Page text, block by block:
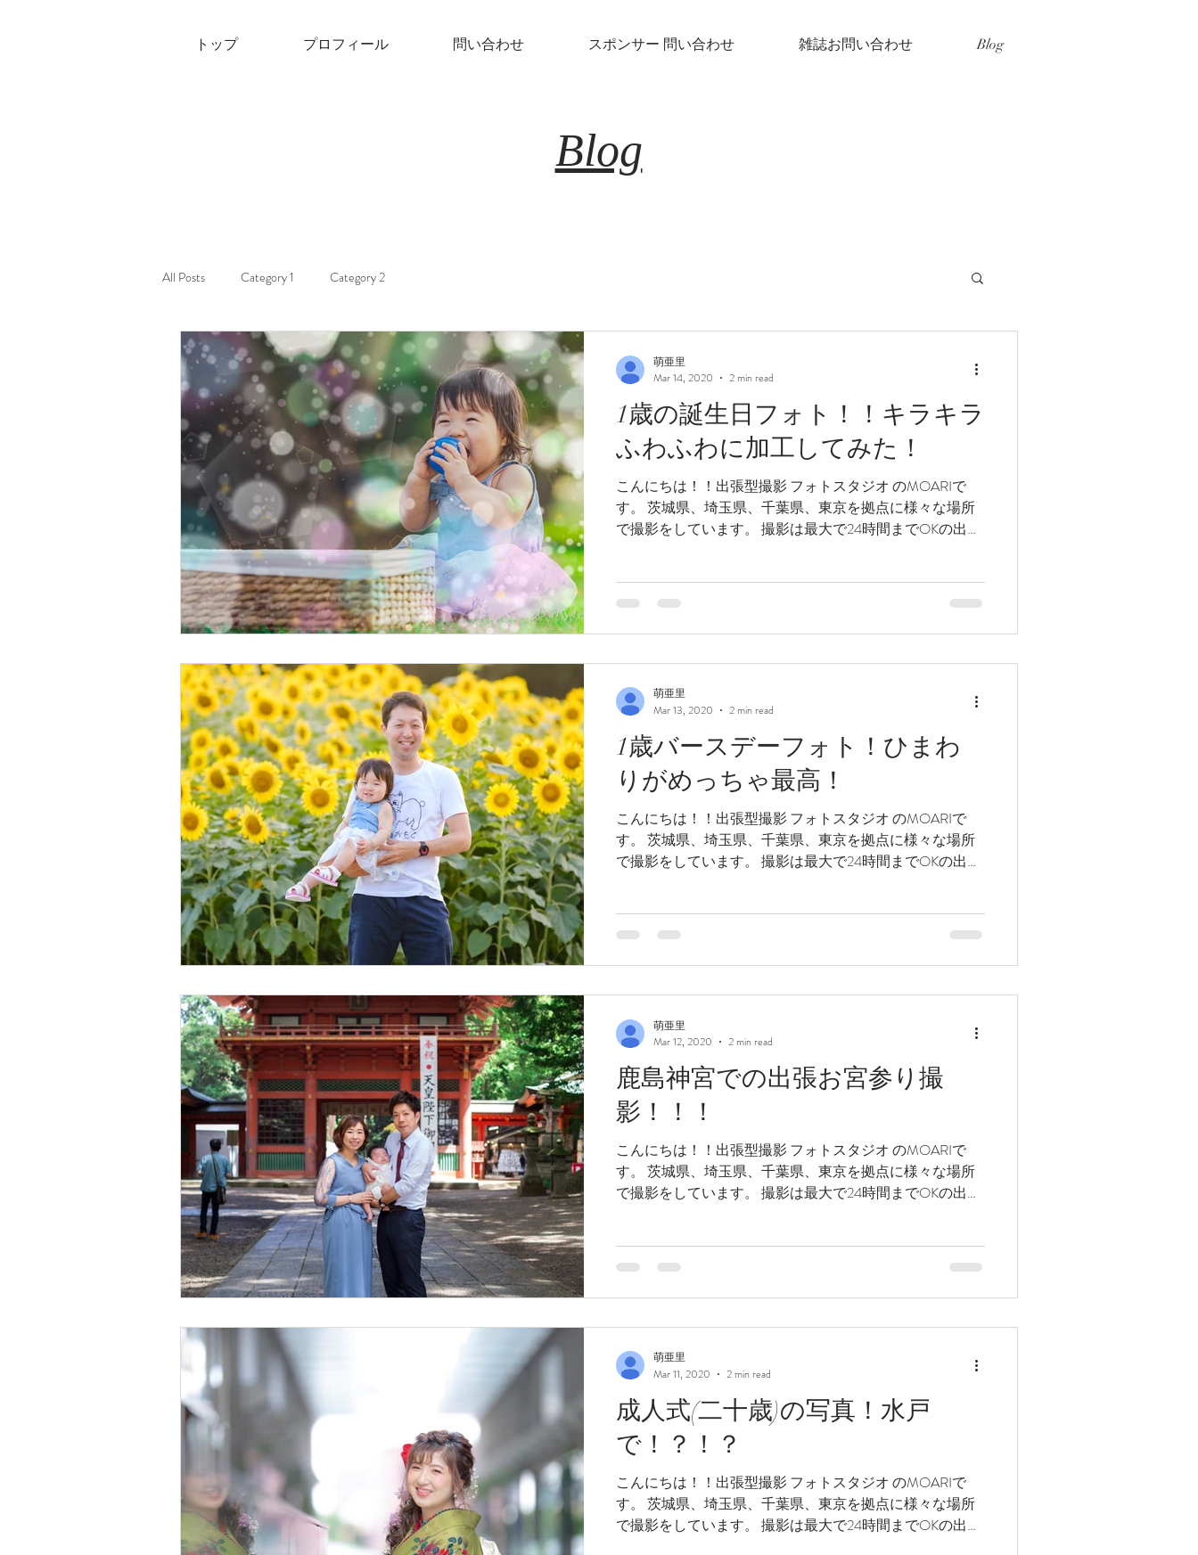
トップ プロフィール 問い合わせ スポンサー 問い合わせ 雑誌お問い合わせ Blog
Blog
All Posts Category 1 Category 2
1歳の誕生日フォト！！キラキラ
ふわふわに加工してみた！
こんにちは！！出張型撮影 フォトスタジオ のMOARIで
す。 茨城県、埼玉県、千葉県、東京を拠点に様々な場所
で撮影をしています。 撮影は最大で24時間までOKの出張
萌亜里
Mar 14, 2020
2 min read
1歳バースデーフォト！ひまわ
りがめっちゃ最高！
こんにちは！！出張型撮影 フォトスタジオ のMOARIで
す。 茨城県、埼玉県、千葉県、東京を拠点に様々な場所
で撮影をしています。 撮影は最大で24時間までOKの出張
萌亜里
Mar 13, 2020
2 min read
鹿島神宮での出張お宮参り撮
影！！！
こんにちは！！出張型撮影 フォトスタジオ のMOARIで
す。 茨城県、埼玉県、千葉県、東京を拠点に様々な場所
で撮影をしています。 撮影は最大で24時間までOKの出張
萌亜里
Mar 12, 2020
2 min read
成人式(二十歳)の写真！水戸
で！？！？
こんにちは！！出張型撮影 フォトスタジオ のMOARIで
す。 茨城県、埼玉県、千葉県、東京を拠点に様々な場所
で撮影をしています。 撮影は最大で24時間までOKの出張
萌亜里
Mar 11, 2020
2 min read